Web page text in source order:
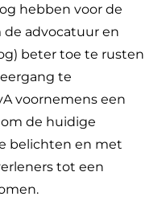
hebben voor de
de advocatuur en
beter toe te rusten
te
voornemens een
de huidige
belichten en met
tot een